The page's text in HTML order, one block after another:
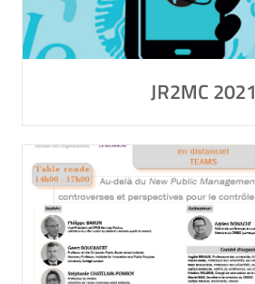
JR2MC 2021